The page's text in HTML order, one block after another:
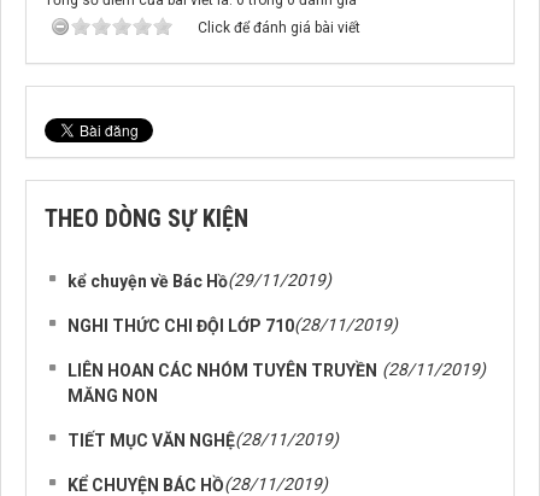
Click để đánh giá bài viết
THEO DÒNG SỰ KIỆN
kể chuyện về Bác Hồ(29/11/2019)
NGHI THỨC CHI ĐỘI LỚP 710(28/11/2019)
LIÊN HOAN CÁC NHÓM TUYÊN TRUYỀN
MĂNG NON
(28/11/2019)
TIẾT MỤC VĂN NGHỆ(28/11/2019)
KỂ CHUYỆN BÁC HỒ(28/11/2019)